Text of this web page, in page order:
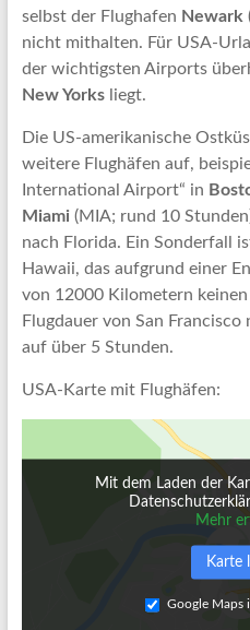
selbst der Flughafen Newark
nicht mithalten. Für USA-
der wichtigsten Airports
New Yorksliegt.
Die US-amerikanische
weitere Flughäfen auf,
International Airport“ in
Miami (MIA; rund 10
nach Florida. Ein Sonderfall
Hawaii, das aufgrund einer
von 12000 Kilometern
Flugdauer von San
auf über 5 Stunden.
USA-Karte mit Flughäfen:
Mit dem Laden der
Mehr
Karte
Google Maps